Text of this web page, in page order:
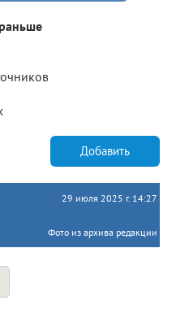
Добавить
29 июля 2025 г. 14:27
Фото из архива редакции